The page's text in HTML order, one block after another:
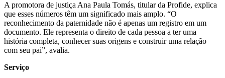
A promotora de justiça Ana Paula Tomás, titular da Profide, explica
que esses números têm um significado mais amplo. “O
reconhecimento da paternidade não é apenas um registro em um
documento. Ele representa o direito de cada pessoa a ter uma
história completa, conhecer suas origens e construir uma relação
com seu pai”, avalia.
Serviço